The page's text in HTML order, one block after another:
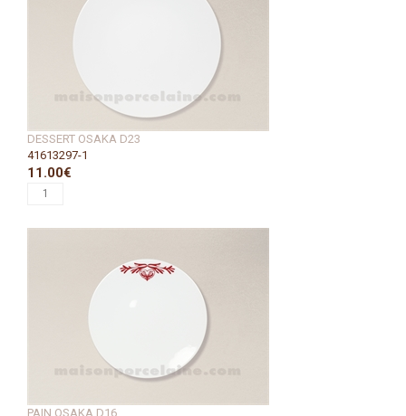
DESSERT OSAKA D23
41613297-1
11.00€
PAIN OSAKA D16